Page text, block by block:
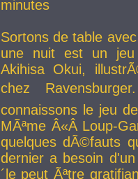
minutes
Sortons de table
une nuit est un
Akihisa Okui,
chez
connaissons le jeu
MÃªme Â«Â Loup-
quelques dÃ©fauts
dernier a besoin
´le peut Ãªtre